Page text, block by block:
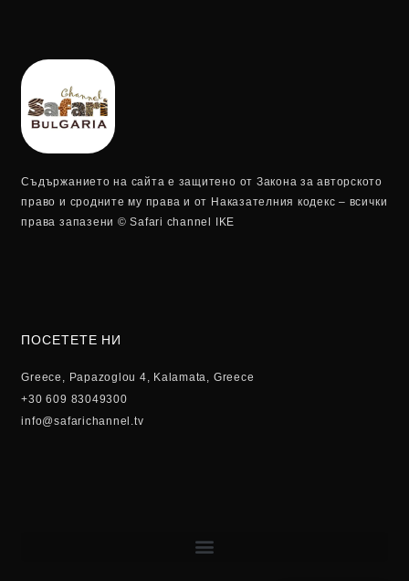
Съдържанието на сайта е защитено от Закона за авторското
право и сродните му права и от Наказателния кодекс – всички
права запазени © Safari channel IKE
ПОСЕТЕТЕ НИ
Greece, Papazoglou 4, Kalamata, Greece
+30 609 83049300
info@safarichannel.tv